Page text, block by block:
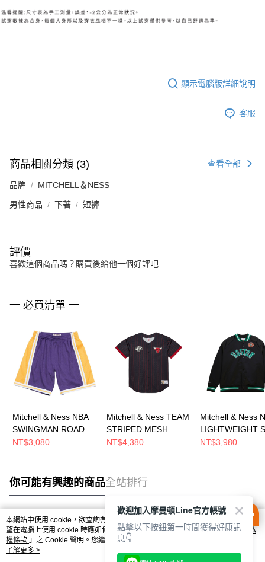
顯示電腦版詳細說明
客服
商品相關分類 (3) 查看全部
品牌 MITCHELL＆NESS
男性商品 下著 短褲
評價
喜歡這個商品嗎？購買後給他一個好評吧
一 必買清單 一
Mitchell & Ness NBA
SWINGMAN ROAD
SHORTS LAKERS 84-
LALPURP84
NT$3,080
Mitchell & Ness TEAM
STRIPED MESH
BASEBALL JERSEY
NT$4,380
Mitchell & Ness
LIGHTWEIGHT
JACKET
NT$3,980
你可能有興趣的商品全站排行
熱門標籤
本網站中使用 cookie，欲查詢有關本網站使用 cookie 方式之詳情，及若您不希
望在電腦上使用 cookie 時應如何變更電腦的 cookie 設定，請參閱本網站「
隱私
權條款 」之 Cookie 聲明。您繼續使用本網站即表示您同意本公司得按本網站使
用條款之 Cookie 聲明使用 cookie。
了解更多 >
歡迎加入摩曼頓Line官方帳號
點擊以下按鈕第一時間獲得好康訊
息👇